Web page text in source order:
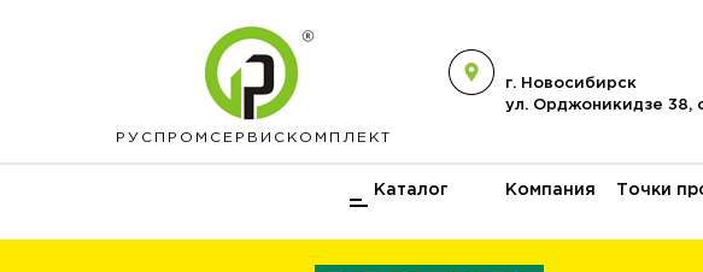
РУСПРОМ СЕРВИСКОМПЛЕКТ
г. Новосибирск
ул. Орджоникидзе 38,
Каталог Компания Точки